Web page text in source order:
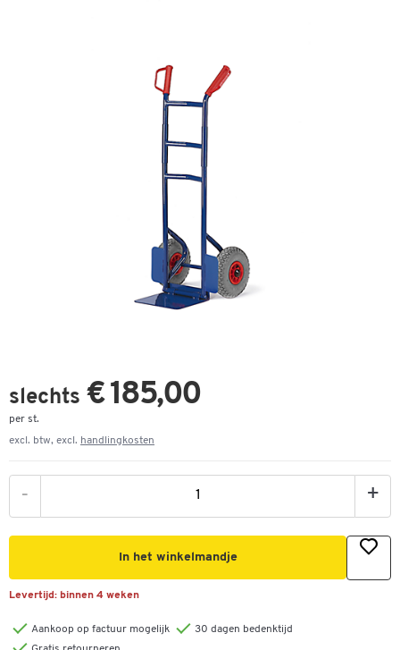
slechts € 185,00
per st.
excl. btw, excl. handlingkosten
- +
In het winkelmandje
Levertijd: binnen 4 weken
Aankoop op factuur mogelijk
30 dagen bedenktijd